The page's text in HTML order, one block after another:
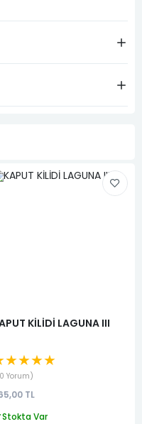
KİLİDİ LAGUNA III
0 Yorum
TL
Stokta Var